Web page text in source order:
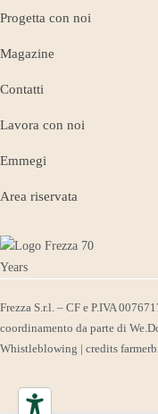
Progetta con noi
Magazine
Contatti
Lavora con noi
Emmegi
Area riservata
Frezza S.r.l. – CF e P.IVA
coordinamento da parte di
Whistleblowing | credits